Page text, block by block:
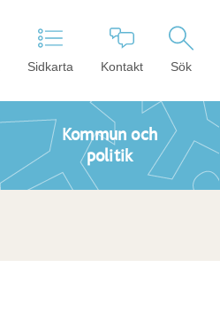
Sidkarta Kontakt Sök
Kommun och
politik